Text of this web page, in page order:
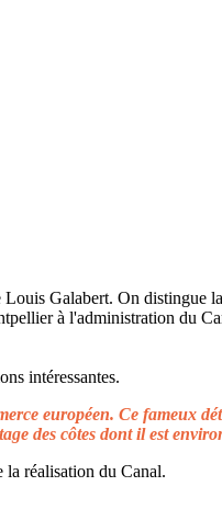
intéressantes.
européen. Ce fameux
des côtes dont il est
réalisation du Canal.